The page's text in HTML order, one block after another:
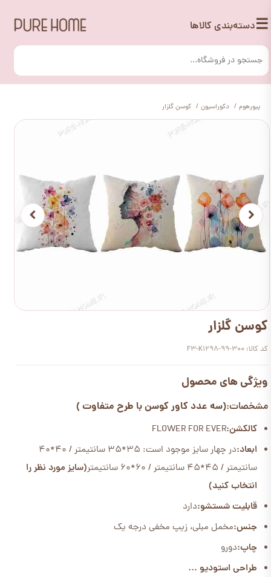
☰دسته‌بندی کالاها
پیورهوم دکوراسیون کوسن گلزار
کوسن گلزار
کد کالا: F3-K1298-99-300
ویژگی های محصول
مشخصات:(سه عدد کاور کوسن با طرح متفاوت )
کالکشن:FLOWER FOR EVER
ابعاد:
در چهار سایز موجود است: 35*35 سانتیمتر / 40*40
سانتیمتر / 45*45 سانتیمتر / 60*60 سانتیمتر
(سایز مورد نظر را
انتخاب کنید)
قابلیت شستشو:دارد
جنس:مخمل مبلی، زیپ مخفی درجه یک
چاپ:دورو
طراحی استودیو ...